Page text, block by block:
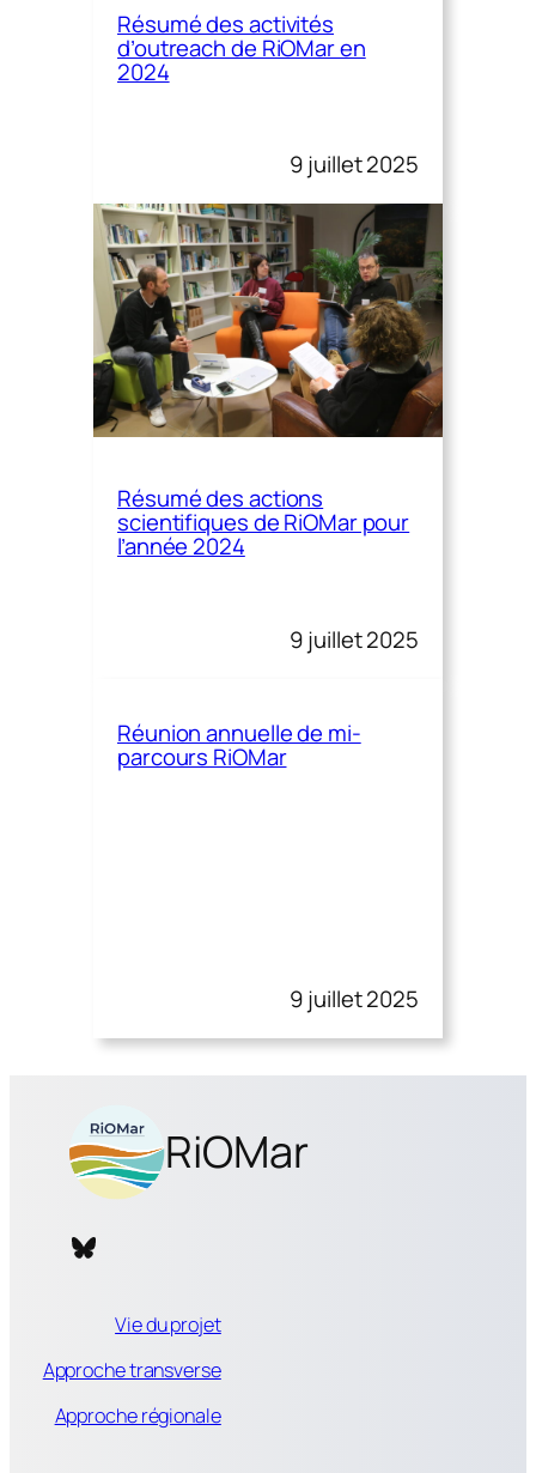
Résumé des activités
d’outreach de RiOMar en
2024
9 juillet 2025
Résumé des actions
scientifiques de RiOMar pour
l’année 2024
9 juillet 2025
Réunion annuelle de mi-
parcours RiOMar
9 juillet 2025
RiOMar
Bluesky RiOMar
Vie du projet
Approche transverse
Approche régionale